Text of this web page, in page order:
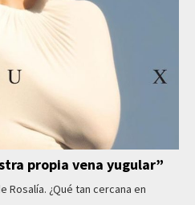
propia vena yugular”
Rosalía. ¿Qué tan cercana en